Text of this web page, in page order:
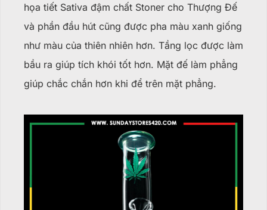
họa tiết Sativa đậm chất Stoner cho Thượng Đế
và phần đầu hút cũng được pha màu xanh giống
như màu của thiên nhiên hơn. Tầng lọc được làm
bầu ra giúp tích khói tốt hơn. Mặt đế làm phẳng
giúp chắc chắn hơn khi để trên mặt phẳng.